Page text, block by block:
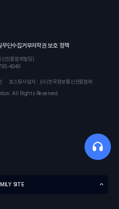
무단수집거부저작권 보호 정책
신진흥협회빌딩)
4040
호스팅사업자 : (사)한국정보통신진흥협회
All Rights Reserved.
SITE